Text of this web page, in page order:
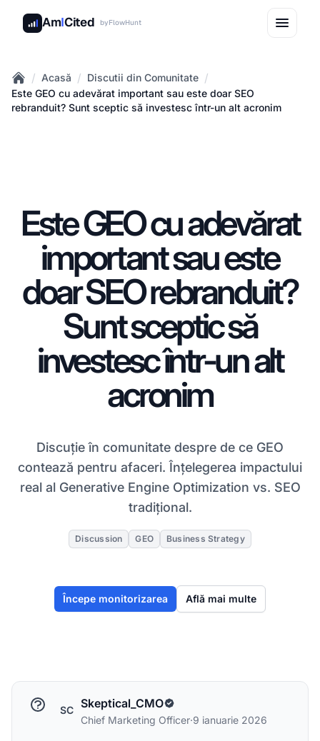
AmICited byFlowHunt
Home
/ Acasă / Discutii din Comunitate /
Este GEO cu adevărat important sau este doar SEO
rebranduit? Sunt sceptic să investesc într-un alt acronim
Este GEO cu adevărat
important sau este
doar SEO rebranduit?
Sunt sceptic să
investesc într-un alt
acronim
Discuție în comunitate despre de ce GEO
contează pentru afaceri. Înțelegerea impactului
real al Generative Engine Optimization vs. SEO
tradițional.
Discussion GEO Business Strategy
Începe monitorizarea Află mai multe
SC Skeptical_CMO
Chief Marketing Officer·9 ianuarie 2026